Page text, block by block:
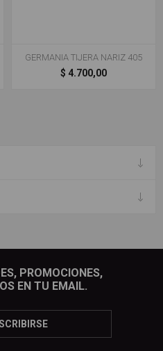
GERMANIA TIJERA NARIZ 405
$ 4.700,00
PROMOCIONES,
EN TU EMAIL.